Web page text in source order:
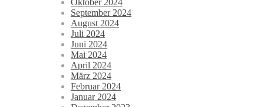
Oktober 2024
September 2024
August 2024
Juli 2024
Juni 2024
Mai 2024
April 2024
März 2024
Februar 2024
Januar 2024